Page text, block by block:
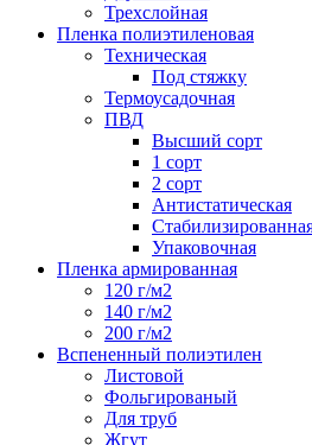
Трехслойная
Пленка полиэтиленовая
Техническая
Под стяжку
Термоусадочная
ПВД
Высший сорт
1 сорт
2 сорт
Антистатическая
Упаковочная
Пленка армированная
120 г/м2
140 г/м2
200 г/м2
Вспененный полиэтилен
Листовой
Фольгированый
Для труб
Жгут